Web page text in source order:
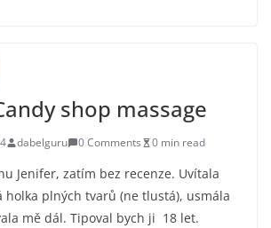
shop massage
dabelguru 0 Comments 0 min read
Jenifer, zatím bez recenze. Uvítala
holka plných tvarů (ne tlustá), usmála
mě dál. Tipoval bych ji 18 let.